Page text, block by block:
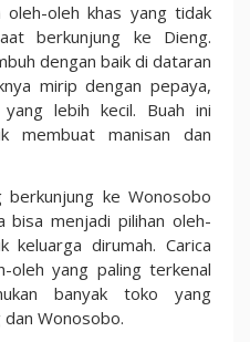
oleh-oleh khas yang tidak
berkunjung ke Dieng.
dengan baik di dataran
mirip dengan pepaya,
lebih kecil. Buah ini
membuat manisan dan
ke Wonosobo
bisa menjadi pilihan oleh-
keluarga dirumah. Carica
oleh yang paling terkenal
banyak toko yang
Wonosobo.